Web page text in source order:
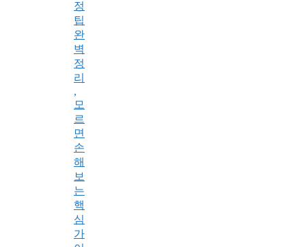
정
팁
완
벽
정
리
,
모
르
면
손
해
보
는
핵
심
가